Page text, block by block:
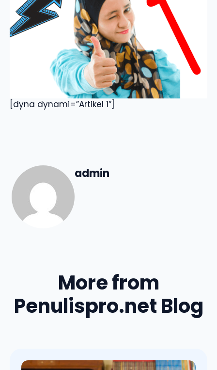
[dyna dynami=”Artikel 1″]
admin
More from
Penulispro.net Blog